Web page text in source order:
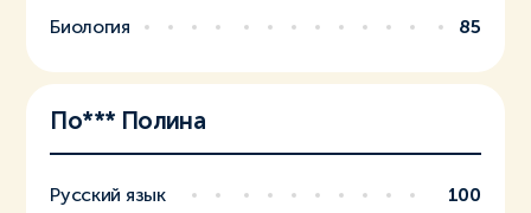
Биология 85
По*** Полина
Русский язык 100